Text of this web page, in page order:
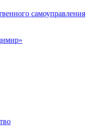
самоуправления